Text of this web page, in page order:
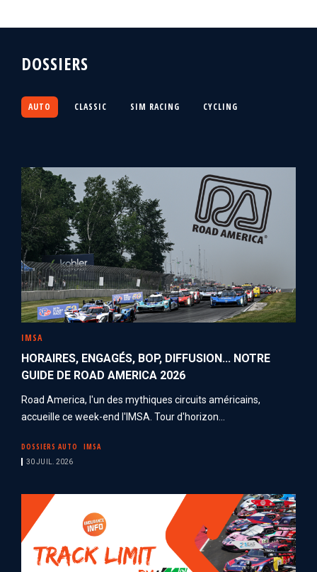
DOSSIERS
AUTO CLASSIC SIM RACING CYCLING
IMSA
HORAIRES, ENGAGÉS, BOP, DIFFUSION... NOTRE
GUIDE DE ROAD AMERICA 2026
Road America, l'un des mythiques circuits américains,
accueille ce week-end l'IMSA. Tour d'horizon...
DOSSIERS AUTO IMSA
30 JUIL. 2026